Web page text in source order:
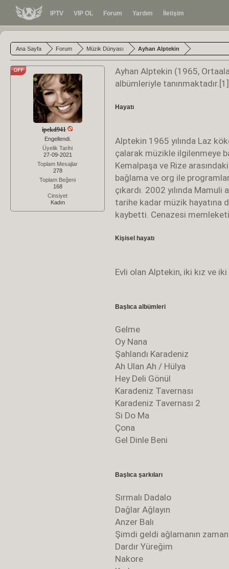
IPTV VIP OL Forum Yardım İletişim
Ana Sayfa Forum Müzik Dünyası Ayhan Alptekin
ipekd941
Engellendi.
Üyelik Tarihi
27-09-2021
Toplam Mesajlar
278
Toplam Beğeni
168
Cinsiyet
Kadın
Ayhan Alptekin (1965,
albümleriyle
Hayatı
Alptekin 1965 yılında Laz
çalarak müzikle ilgilenmeye
Kemalpaşa ve Rize
bağlama ve org ile
çıkardı. 2002 yılında
tarihe kadar müzik hayatına
kaybetti. Cenazesi
Kişisel hayatı
Evli olan Alptekin, iki kız ve
Başlıca albümleri
Gelme
Oy Nana
Şahlandı Karadeniz
Ah Ulan Ah / Hülya
Hey Deli Gönül
Karadeniz Tavernası
Karadeniz Tavernası 2
Si Do Ma
Çona
Gel Dinle Beni
Başlıca şarkıları
Sırmalı Dadalo
Dağlar Ağlayın
Anzer Balı
Şimdi geldi ağlamanın
Dardır Yüreğim
Nakore